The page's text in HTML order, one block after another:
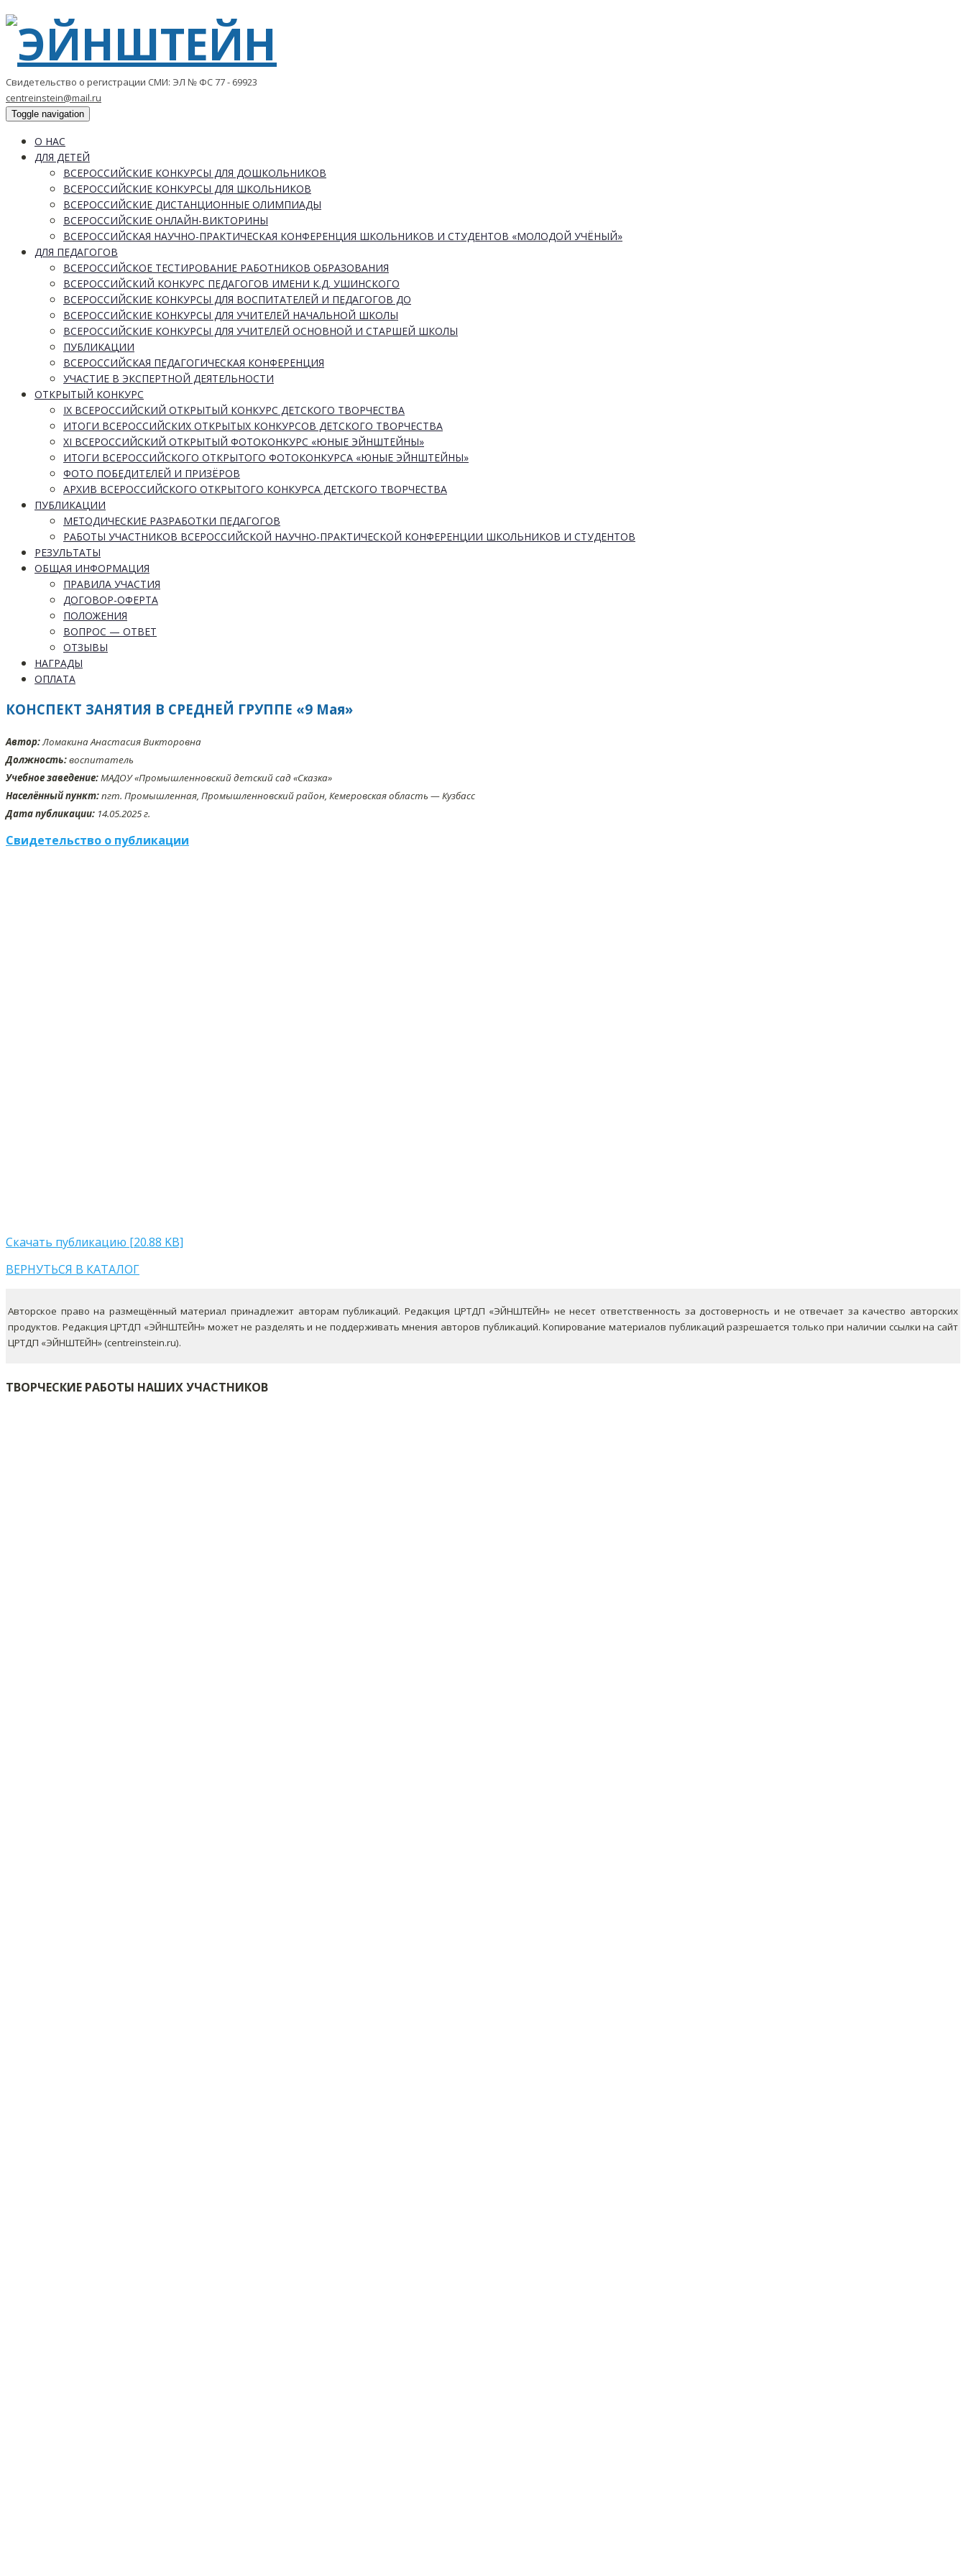
Свидетельство о регистрации СМИ: ЭЛ № ФС 77 - 69923
centreinstein@mail.ru
Toggle navigation
О НАС
ДЛЯ ДЕТЕЙ
ВСЕРОССИЙСКИЕ КОНКУРСЫ ДЛЯ ДОШКОЛЬНИКОВ
ВСЕРОССИЙСКИЕ КОНКУРСЫ ДЛЯ ШКОЛЬНИКОВ
ВСЕРОССИЙСКИЕ ДИСТАНЦИОННЫЕ ОЛИМПИАДЫ
ВСЕРОССИЙСКИЕ ОНЛАЙН-ВИКТОРИНЫ
ВСЕРОССИЙСКАЯ НАУЧНО-ПРАКТИЧЕСКАЯ КОНФЕРЕНЦИЯ ШКОЛЬНИКОВ И СТУДЕНТОВ «МОЛОДОЙ УЧЁНЫЙ»
ДЛЯ ПЕДАГОГОВ
ВСЕРОССИЙСКОЕ ТЕСТИРОВАНИЕ РАБОТНИКОВ ОБРАЗОВАНИЯ
ВСЕРОССИЙСКИЙ КОНКУРС ПЕДАГОГОВ ИМЕНИ К.Д. УШИНСКОГО
ВСЕРОССИЙСКИЕ КОНКУРСЫ ДЛЯ ВОСПИТАТЕЛЕЙ И ПЕДАГОГОВ ДО
ВСЕРОССИЙСКИЕ КОНКУРСЫ ДЛЯ УЧИТЕЛЕЙ НАЧАЛЬНОЙ ШКОЛЫ
ВСЕРОССИЙСКИЕ КОНКУРСЫ ДЛЯ УЧИТЕЛЕЙ ОСНОВНОЙ И СТАРШЕЙ ШКОЛЫ
ПУБЛИКАЦИИ
ВСЕРОССИЙСКАЯ ПЕДАГОГИЧЕСКАЯ КОНФЕРЕНЦИЯ
УЧАСТИЕ В ЭКСПЕРТНОЙ ДЕЯТЕЛЬНОСТИ
ОТКРЫТЫЙ КОНКУРС
IX ВСЕРОССИЙСКИЙ ОТКРЫТЫЙ КОНКУРС ДЕТСКОГО ТВОРЧЕСТВА
ИТОГИ ВСЕРОССИЙСКИХ ОТКРЫТЫХ КОНКУРСОВ ДЕТСКОГО ТВОРЧЕСТВА
XI ВСЕРОССИЙСКИЙ ОТКРЫТЫЙ ФОТОКОНКУРС «ЮНЫЕ ЭЙНШТЕЙНЫ»
ИТОГИ ВСЕРОССИЙСКОГО ОТКРЫТОГО ФОТОКОНКУРСА «ЮНЫЕ ЭЙНШТЕЙНЫ»
ФОТО ПОБЕДИТЕЛЕЙ И ПРИЗЁРОВ
АРХИВ ВСЕРОССИЙСКОГО ОТКРЫТОГО КОНКУРСА ДЕТСКОГО ТВОРЧЕСТВА
ПУБЛИКАЦИИ
МЕТОДИЧЕСКИЕ РАЗРАБОТКИ ПЕДАГОГОВ
РАБОТЫ УЧАСТНИКОВ ВСЕРОССИЙСКОЙ НАУЧНО-ПРАКТИЧЕСКОЙ КОНФЕРЕНЦИИ ШКОЛЬНИКОВ И СТУДЕНТОВ
РЕЗУЛЬТАТЫ
ОБЩАЯ ИНФОРМАЦИЯ
ПРАВИЛА УЧАСТИЯ
ДОГОВОР-ОФЕРТА
ПОЛОЖЕНИЯ
ВОПРОС — ОТВЕТ
ОТЗЫВЫ
НАГРАДЫ
ОПЛАТА
КОНСПЕКТ ЗАНЯТИЯ В СРЕДНЕЙ ГРУППЕ «9 Мая»
Автор:Ломакина Анастасия Викторовна
Должность:воспитатель
Учебное заведение:МАДОУ «Промышленновский детский сад «Сказка»
Населённый пункт:пгт. Промышленная, Промышленновский район, Кемеровская область — Кузбасс
Дата публикации: 14.05.2025 г.
Свидетельство о публикации
Скачать публикацию [20.88 KB]
ВЕРНУТЬСЯ В КАТАЛОГ
Авторское право на размещённый материал принадлежит авторам публикаций. Редакция ЦРТДП «ЭЙНШТЕЙН» не несет ответственность за достоверность и не отвечает за качество авторских
продуктов. Редакция ЦРТДП «ЭЙНШТЕЙН» может не разделять и не поддерживать мнения авторов публикаций.Копирование материалов публикаций разрешается только при наличии ссылки на сайт
ЦРТДП «ЭЙНШТЕЙН» (centreinstein.ru).
ТВОРЧЕСКИЕ РАБОТЫ НАШИХ УЧАСТНИКОВ